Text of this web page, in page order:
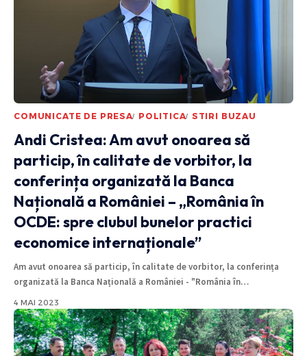
COMUNICATE DE PRESA POLITICA STIRI BUZAU
Andi Cristea: Am avut onoarea să
particip, în calitate de vorbitor, la
conferința organizată la Banca
Națională a României – „România în
OCDE: spre clubul bunelor practici
economice internaționale”
Am avut onoarea să particip, în calitate de vorbitor, la conferința
organizată la Banca Națională a României - "România în…
4 MAI 2023